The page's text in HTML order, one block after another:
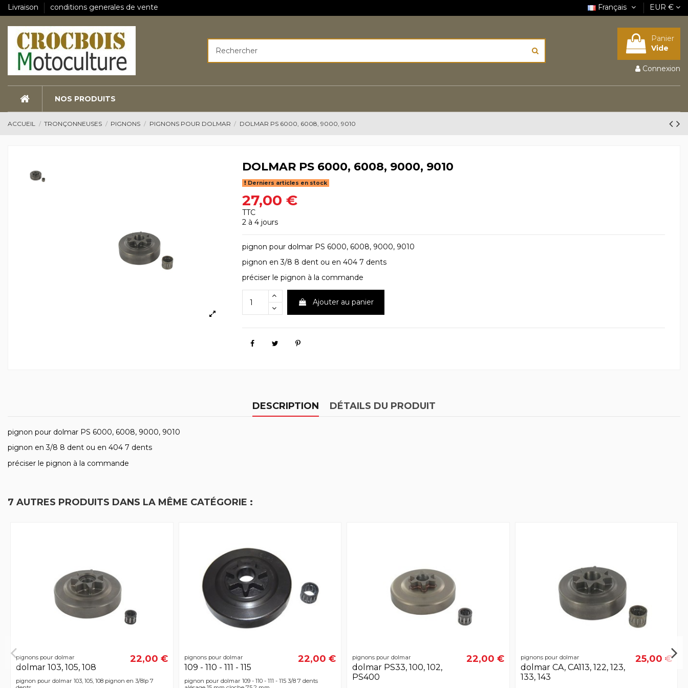
Livraison conditions generales de vente Français EUR €
Panier
Vide
Connexion
NOS PRODUITS
ACCUEIL TRONÇONNEUSES PIGNONS PIGNONS POUR DOLMAR DOLMAR PS 6000, 6008, 9000, 9010
DOLMAR PS 6000, 6008, 9000, 9010
Derniers articles en stock
27,00 €
TTC
2 à 4 jours
pignon pour dolmar PS 6000, 6008, 9000, 9010
pignon en 3/8 8 dent ou en 404 7 dents
préciser le pignon à la commande
Ajouter au panier
DESCRIPTION DÉTAILS DU PRODUIT
pignon pour dolmar PS 6000, 6008, 9000, 9010
pignon en 3/8 8 dent ou en 404 7 dents
préciser le pignon à la commande
7 AUTRES PRODUITS DANS LA MÊME CATÉGORIE :
pignons pour dolmar
dolmar 103, 105, 108
22,00 €
pignon pour dolmar 103, 105, 108 pignon en 3/8lp 7
pignons pour dolmar
109 - 110 - 111 - 115
22,00 €
pignon pour dolmar 109 - 110 - 111 - 115 3/8 7 dents
pignons pour dolmar
dolmar PS33, 100, 102,
PS400
22,00 € pignons pour dolmar
dolmar CA, CA113, 122, 123,
133, 143
25,00 €